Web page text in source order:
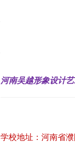
河南吴越形象设计
学校地址：河南省